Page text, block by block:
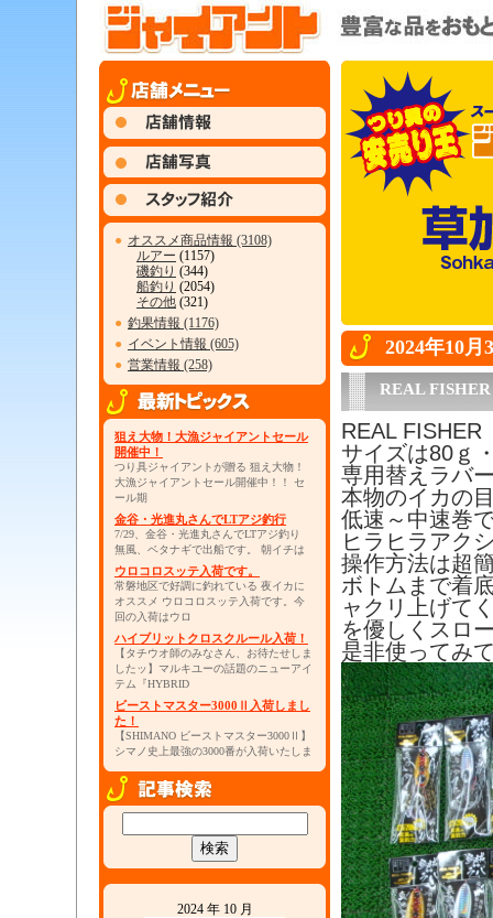
● オススメ商品情報 (3108)
ルアー (1157)
磯釣り (344)
船釣り (2054)
その他 (321)
● 釣果情報 (1176)
● イベント情報 (605)
● 営業情報 (258)
狙え大物！大漁ジャイアントセール
開催中！
つり具ジャイアントが贈る 狙え大物！
大漁ジャイアントセール開催中！！ セ
ール期
金谷・光進丸さんでLTアジ釣行
7/29、金谷・光進丸さんでLTアジ釣り
無風、ベタナギで出船です。 朝イチは
ウロコロスッテ入荷です。
常磐地区で好調に釣れている 夜イカに
オススメ ウロコロスッテ入荷です。今
回の入荷はウロ
ハイブリットクロスクルール入荷！
【タチウオ師のみなさん、お待たせしま
したッ】マルキユーの話題のニューアイ
テム『HYBRID
ビーストマスター3000Ⅱ入荷しまし
た！
【SHIMANO ビーストマスター3000Ⅱ】
シマノ史上最強の3000番が入荷いたしま
2024 年 10 月
2024年10月
REAL
REAL
サイズは80ｇ
専用替えラバ
本物のイカの
低速～中速巻
ヒラヒラアク
操作方法は超
ボトムまで着
ャクリ上げて
を優しくスロ
是非使ってみ